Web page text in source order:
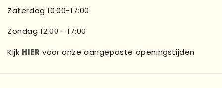
Zaterdag 10:00-17:00
Zondag 12:00 - 17:00
Kijk HIER voor onze aangepaste openingstijden